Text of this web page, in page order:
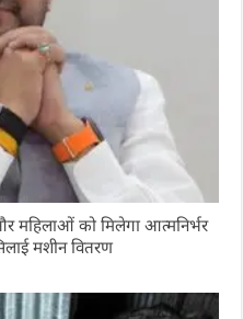
को मिलेगा आत्मनिर्भर
मशीन वितरण